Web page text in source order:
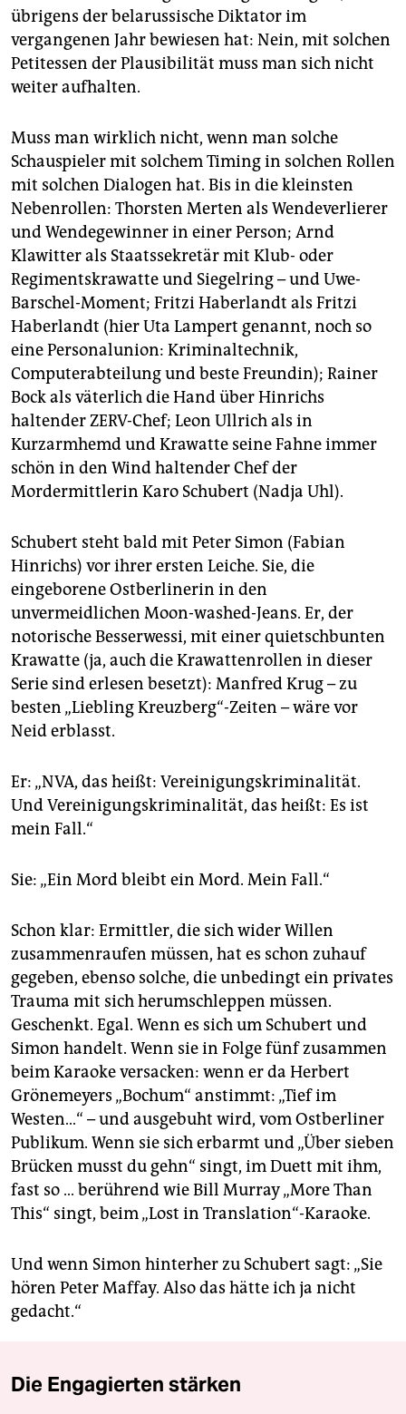
übrigens der belarussische Diktator im
vergangenen Jahr bewiesen hat: Nein, mit solchen
Petitessen der Plausibilität muss man sich nicht
weiter aufhalten.
Muss man wirklich nicht, wenn man solche
Schauspieler mit solchem Timing in solchen Rollen
mit solchen Dialogen hat. Bis in die kleinsten
Nebenrollen: Thorsten Merten als Wendeverlierer
und Wendegewinner in einer Person; Arnd
Klawitter als Staatssekretär mit Klub- oder
Regimentskrawatte und Siegelring – und Uwe-
Barschel-Moment; Fritzi Haberlandt als Fritzi
Haberlandt (hier Uta Lampert genannt, noch so
eine Personalunion: Kriminaltechnik,
Computerabteilung und beste Freundin); Rainer
Bock als väterlich die Hand über Hinrichs
haltender ZERV-Chef; Leon Ullrich als in
Kurzarmhemd und Krawatte seine Fahne immer
schön in den Wind haltender Chef der
Mordermittlerin Karo Schubert (Nadja Uhl).
Schubert steht bald mit Peter Simon (Fabian
Hinrichs) vor ihrer ersten Leiche. Sie, die
eingeborene Ostberlinerin in den
unvermeidlichen Moon-washed-Jeans. Er, der
notorische Besserwessi, mit einer quietschbunten
Krawatte (ja, auch die Krawattenrollen in dieser
Serie sind erlesen besetzt): Manfred Krug – zu
besten „Liebling Kreuzberg“-Zeiten – wäre vor
Neid erblasst.
Er: „NVA, das heißt: Vereinigungskriminalität.
Und Vereinigungskriminalität, das heißt: Es ist
mein Fall.“
Sie: „Ein Mord bleibt ein Mord. Mein Fall.“
Schon klar: Ermittler, die sich wider Willen
zusammenraufen müssen, hat es schon zuhauf
gegeben, ebenso solche, die unbedingt ein privates
Trauma mit sich herumschleppen müssen.
Geschenkt. Egal. Wenn es sich um Schubert und
Simon handelt. Wenn sie in Folge fünf zusammen
beim Karaoke versacken: wenn er da Herbert
Grönemeyers „Bochum“ anstimmt: „Tief im
Westen…“ – und ausgebuht wird, vom Ostberliner
Publikum. Wenn sie sich erbarmt und „Über sieben
Brücken musst du gehn“ singt, im Duett mit ihm,
fast so … berührend wie Bill Murray „More Than
This“ singt, beim „Lost in Translation“-Karaoke.
Und wenn Simon hinterher zu Schubert sagt: „Sie
hören Peter Maffay. Also das hätte ich ja nicht
gedacht.“
Die Engagierten stärken